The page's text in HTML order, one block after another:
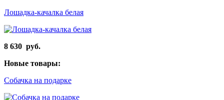
Лошадка-качалка белая
8 630 руб.
Новые товары:
Собачка на подарке